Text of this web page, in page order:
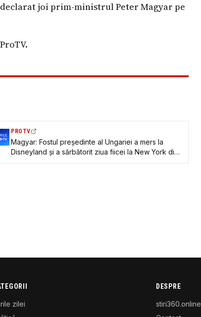
joi prim-ministrul Peter Magyar pe
PROTV
Magyar: Fostul președinte al Ungariei a mers la
Disneyland și a sărbătorit ziua fiicei la New York din
bani publici
zilei
DESPRE
stiri360.online